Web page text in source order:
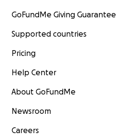
GoFundMe Giving Guarantee
Supported countries
Pricing
Help Center
About GoFundMe
Newsroom
Careers